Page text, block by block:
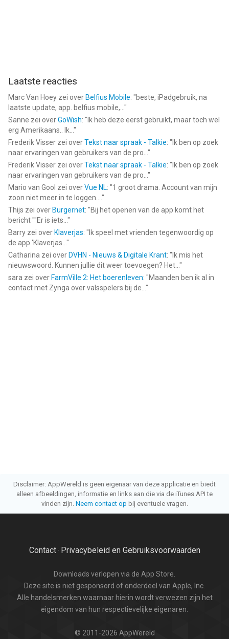
Laatste reacties
Marc Van Hoey zei over Belfius Mobile: "beste, iPadgebruik, na
laatste update, app. belfius mobile,... "
Sanne zei overGoWish: " Ik heb deze eerst gebruikt, maar toch wel
erg Amerikaans.. Ik... "
Frederik Visser zei overTekst naar spraak - Talkie: " Ik ben op zoek
naar ervaringen van gebruikers van de pro... "
Frederik Visser zei overTekst naar spraak - Talkie: " Ik ben op zoek
naar ervaringen van gebruikers van de pro... "
Mario van Gool zei overVue NL: "1 groot drama. Account van mijn
zoon niet meer in te loggen.... "
Thijs zei over Burgernet: "Bij het openen van de app komt het
bericht ""Er is iets... "
Barry zei over Klaverjas: " Ik speel met vrienden tegenwoordig op
de app ‘Klaverjas... "
Catharina zei over DVHN - Nieuws & Digitale Krant: " Ik mis het
nieuwswoord. Kunnen jullie dit weer toevoegen? Het... "
sara zei over FarmVille 2: Het boerenleven: "Maanden ben ik al in
contact met Zynga over valsspelers bij de... "
Disclaimer: AppWereld is geen eigenaar van deze applicatie en biedt
alleen afbeeldingen, informatie en links aan die via de iTunes API te
vinden zijn. Neem contact op bij eventuele vragen.
Contact· Privacybeleid en Gebruiksvoorwaarden
Downloads verlopen via de App Store.
Deze site is niet gesponsord of onderdeel van Apple, Inc.
Alle handelsmerken waarnaar hierin wordt verwezen zijn het
eigendom van hun respectievelijke eigenaren.
© 2011-2026 AppWereld